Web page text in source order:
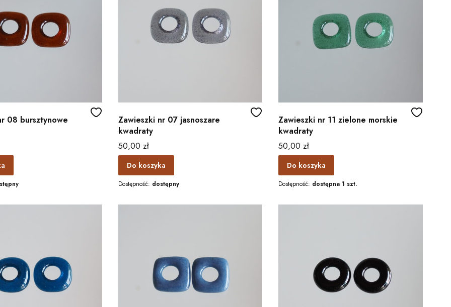
08 bursztynowe
Zawieszki nr 07 jasnoszare
kwadraty
Cena
50,00 zł
Do koszyka
Dostępność: dostępny
Zawieszki nr 11 zielone morskie
kwadraty
Cena
50,00 zł
Do koszyka
Dostępność: dostępna 1 szt.